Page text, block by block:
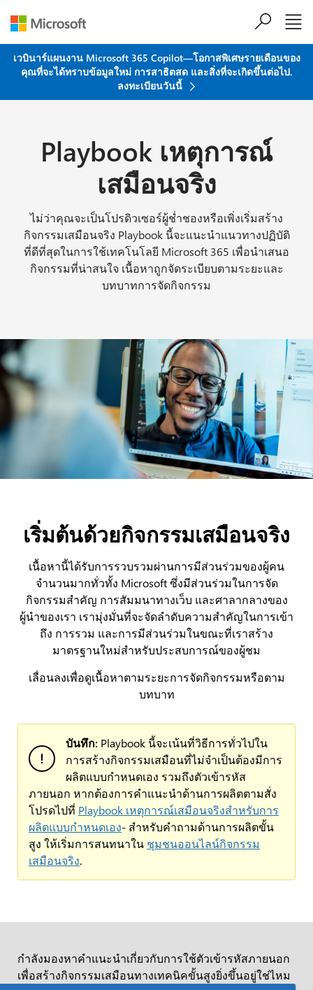
เวบินาร์แผนงาน Microsoft 365 Copilot—โอกาสพิเศษรายเดือนของ
คุณที่จะได้ทราบข้อมูลใหม่ การสาธิตสด และสิ่งที่จะเกิดขึ้นต่อไป.
ลงทะเบียนวันนี้
Playbook เหตุการณ์
เสมือนจริง
ไม่ว่าคุณจะเป็นโปรดิวเซอร์ผู้ช่ำชองหรือเพิ่งเริ่มสร้าง
กิจกรรมเสมือนจริง Playbook นี้จะแนะนำแนวทางปฏิบัติ
ที่ดีที่สุดในการใช้เทคโนโลยี Microsoft 365 เพื่อนำเสนอ
กิจกรรมที่น่าสนใจ เนื้อหาถูกจัดระเบียบตามระยะและ
บทบาทการจัดกิจกรรม
เริ่มต้นด้วยกิจกรรมเสมือนจริง
เนื้อหานี้ได้รับการรวบรวมผ่านการมีส่วนร่วมของผู้คน
จำนวนมากทั่วทั้ง Microsoft ซึ่งมีส่วนร่วมในการจัด
กิจกรรมสำคัญ การสัมมนาทางเว็บ และศาลากลางของ
ผู้นำของเรา เรามุ่งมั่นที่จะจัดลำดับความสำคัญในการเข้า
ถึง การรวม และการมีส่วนร่วมในขณะที่เราสร้าง
มาตรฐานใหม่สำหรับประสบการณ์ของผู้ชม
เลื่อนลงเพื่อดูเนื้อหาตามระยะการจัดกิจกรรมหรือตาม
บทบาท
บันทึก: Playbook นี้จะเน้นที่วิธีการทั่วไปใน
การสร้างกิจกรรมเสมือนที่ไม่จำเป็นต้องมีการ
ผลิตแบบกำหนดเอง รวมถึงตัวเข้ารหัส
ภายนอก หากต้องการคำแนะนำด้านการผลิตตามสั่ง
โปรดไปที่ Playbook เหตุการณ์เสมือนจริงสำหรับการ
ผลิตแบบกำหนดเอง- สำหรับคำถามด้านการผลิตขั้น
สูง ให้เริ่มการสนทนาใน ชุมชนออนไลน์กิจกรรม
เสมือนจริง.
กำลังมองหาคำแนะนำเกี่ยวกับการใช้ตัวเข้ารหัสภายนอก
เพื่อสร้างกิจกรรมเสมือนทางเทคนิคขั้นสูงยิ่งขึ้นอยู่ใช่ไหม